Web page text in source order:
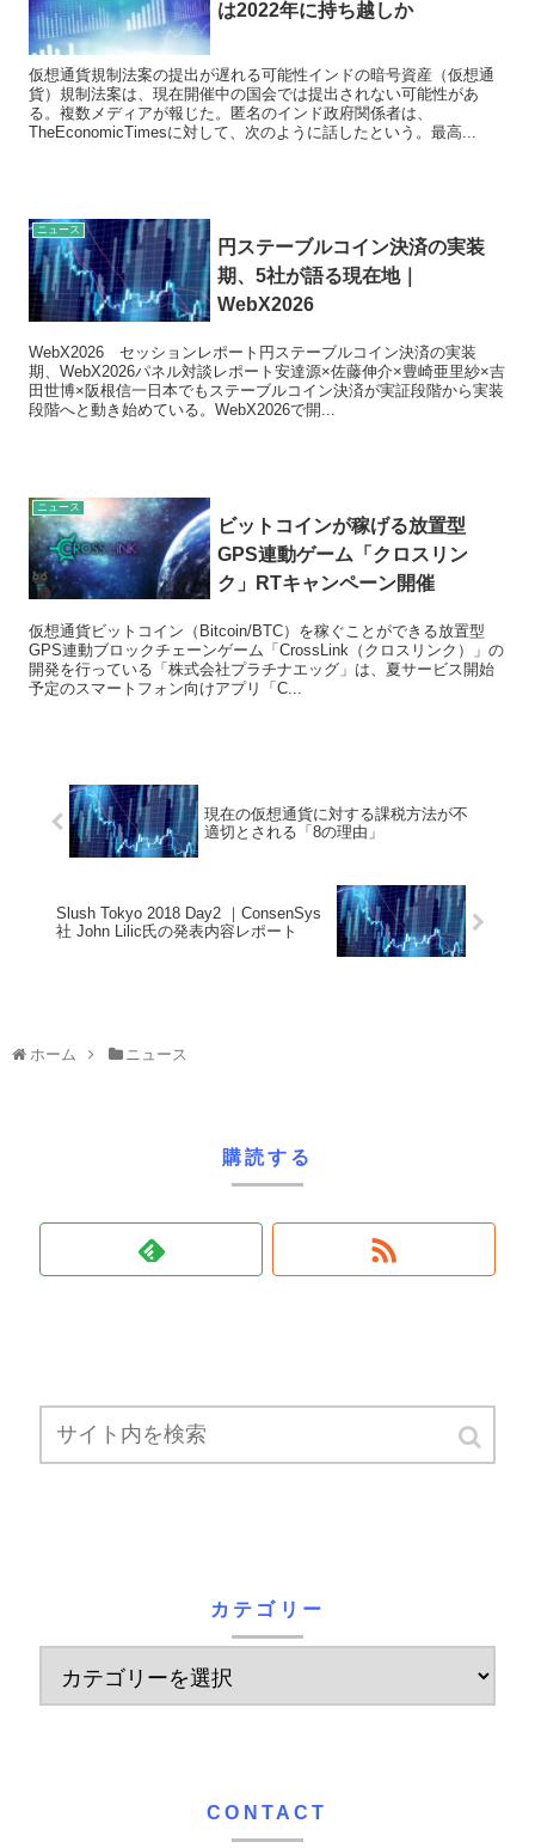
は2022年に持ち越しか
仮想通貨規制法案の提出が遅れる可能性インドの暗号資産（仮想通
貨）規制法案は、現在開催中の国会では提出されない可能性があ
る。複数メディアが報じた。匿名のインド政府関係者は、
TheEconomicTimesに対して、次のように話したという。最高...
ニュース
円ステーブルコイン決済の実装
期、5社が語る現在地｜
WebX2026
WebX2026 セッションレポート円ステーブルコイン決済の実装
期、WebX2026パネル対談レポート安達源×佐藤伸介×豊崎亜里紗×吉
田世博×阪根信一日本でもステーブルコイン決済が実証段階から実装
段階へと動き始めている。WebX2026で開...
ニュース
ビットコインが稼げる放置型
GPS連動ゲーム「クロスリン
ク」RTキャンペーン開催
仮想通貨ビットコイン（Bitcoin/BTC）を稼ぐことができる放置型
GPS連動ブロックチェーンゲーム「CrossLink（クロスリンク）」の
開発を行っている「株式会社プラチナエッグ」は、夏サービス開始
予定のスマートフォン向けアプリ「C...
現在の仮想通貨に対する課税方法が不
適切とされる「8の理由」
Slush Tokyo 2018 Day2 ｜ConsenSys
社 John Lilic氏の発表内容レポート
ホーム ニュース
購読する
カテゴリー
CONTACT